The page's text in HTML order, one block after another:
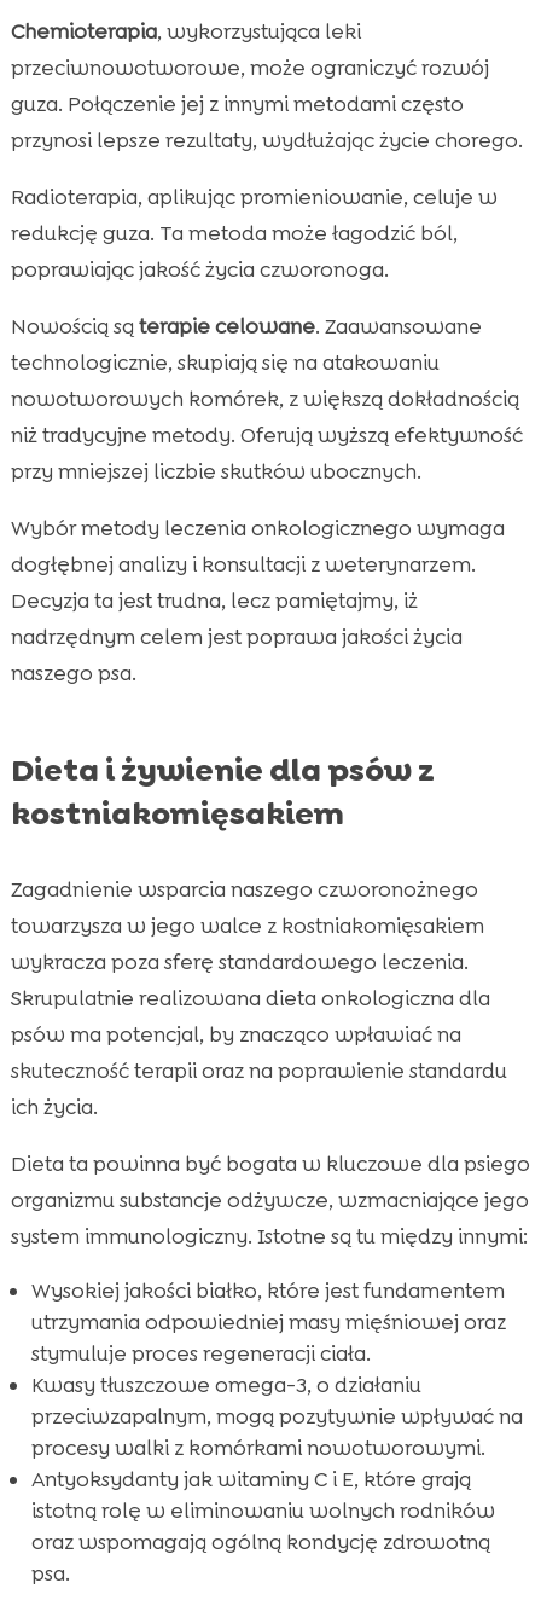
Chemioterapia, wykorzystująca leki
przeciwnowotworowe, może ograniczyć rozwój
guza. Połączenie jej z innymi metodami często
przynosi lepsze rezultaty, wydłużając życie chorego.
Radioterapia, aplikując promieniowanie, celuje w
redukcję guza. Ta metoda może łagodzić ból,
poprawiając jakość życia czworonoga.
Nowością są terapie celowane. Zaawansowane
technologicznie, skupiają się na atakowaniu
nowotworowych komórek, z większą dokładnością
niż tradycyjne metody. Oferują wyższą efektywność
przy mniejszej liczbie skutków ubocznych.
Wybór metody leczenia onkologicznego wymaga
dogłębnej analizy i konsultacji z weterynarzem.
Decyzja ta jest trudna, lecz pamiętajmy, iż
nadrzędnym celem jest poprawa jakości życia
naszego psa.
Dieta i żywienie dla psów z
kostniakomięsakiem
Zagadnienie wsparcia naszego czworonożnego
towarzysza w jego walce z kostniakomięsakiem
wykracza poza sferę standardowego leczenia.
Skrupulatnie realizowana dieta onkologiczna dla
psów ma potencjal, by znacząco wpławiać na
skuteczność terapii oraz na poprawienie standardu
ich życia.
Dieta ta powinna być bogata w kluczowe dla psiego
organizmu substancje odżywcze, wzmacniające jego
system immunologiczny. Istotne są tu między innymi:
Wysokiej jakości białko, które jest fundamentem
utrzymania odpowiedniej masy mięśniowej oraz
stymuluje proces regeneracji ciała.
Kwasy tłuszczowe omega-3, o działaniu
przeciwzapalnym, mogą pozytywnie wpływać na
procesy walki z komórkami nowotworowymi.
Antyoksydanty jak witaminy C i E, które grają
istotną rolę w eliminowaniu wolnych rodników
oraz wspomagają ogólną kondycję zdrowotną
psa.